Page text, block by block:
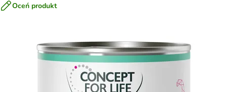
Oceń produkt